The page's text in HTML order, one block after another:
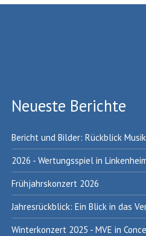
Neueste Berichte
Bericht und Bilder: Rückblick
2026 - Wertungsspiel in
Frühjahrskonzert 2026
Jahresrückblick: Ein Blick in das
Winterkonzert 2025 - MVE in